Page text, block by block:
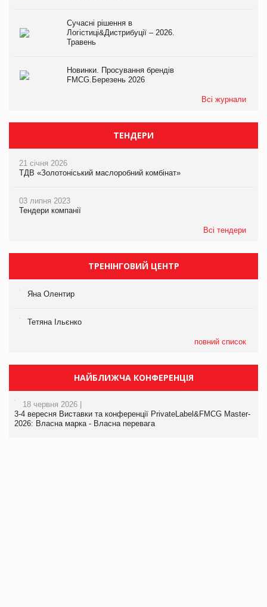
Сучасні рішення в
Логістиці&Дистрибуції – 2026.
Травень
Новинки. Просування брендів
FMCG.Березень 2026
Всі журнали
ТЕНДЕРИ
21 січня 2026
ТДВ «Золотоніський маслоробний комбінат»
03 липня 2023
Тендери компанії
Всі тендери
ТРЕНІНГОВИЙ ЦЕНТР
Яна Олентир
Тетяна Ільєнко
повний список
НАЙБЛИЖЧА КОНФЕРЕНЦІЯ
18 червня 2026 |
3-4 вересня Виставки та конференції PrivateLabel&FMCG Master-
2026: Власна марка - Власна перевага